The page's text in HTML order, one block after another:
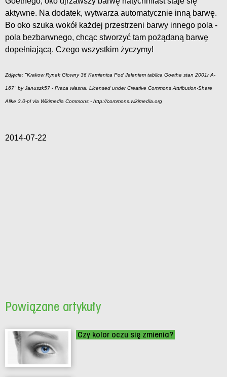
aktywne. Na dodatek, wytwarza automatycznie inną barwę.
Bo oko szuka wokół każdej przestrzeni barwy innego pola -
pola bezbarwnego, chcąc stworzyć tam pożądaną barwę
dopełniającą. Czego wszystkim życzymy!
Zdjęcie: "Krakow Rynek Glowny 36 Kamienica Pod Jeleniem tablica Goethe stan 2001r A-
167" by Januszk57 - Praca własna. Licensed under Creative Commons Attribution-Share
Alike 3.0-pl via Wikimedia Commons - http://commons.wikimedia.org
2014-07-22
Powiązane artykuły
Czy kolor oczu się zmienia?